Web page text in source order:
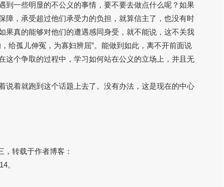
到一些明显的不公义的事情，要不要去做点什么呢？如果
障，承受超过他们承受力的负担，就算信主了，也没有时
果真的能够对他们的遭遇感同身受，就不能说，这不关我
给孤儿伸冤，为寡妇辨屈”。能做到如此，离不开前面说
这个争取的过程中，学习如何站在公义的立场上，并且无
说着就跑到这个话题上去了。没有办法，这是现在的中心
，转载于作者博客：
。